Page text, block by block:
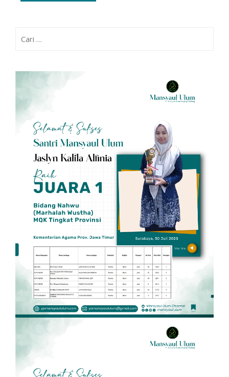
untuk: